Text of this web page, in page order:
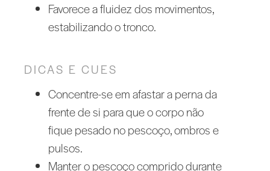
Favorece a fluidez dos movimentos,
estabilizando o tronco.
DICAS E CUES
Concentre-se em afastar a perna da
frente de si para que o corpo não
fique pesado no pescoço, ombros e
pulsos.
Manter o pescoço comprido durante